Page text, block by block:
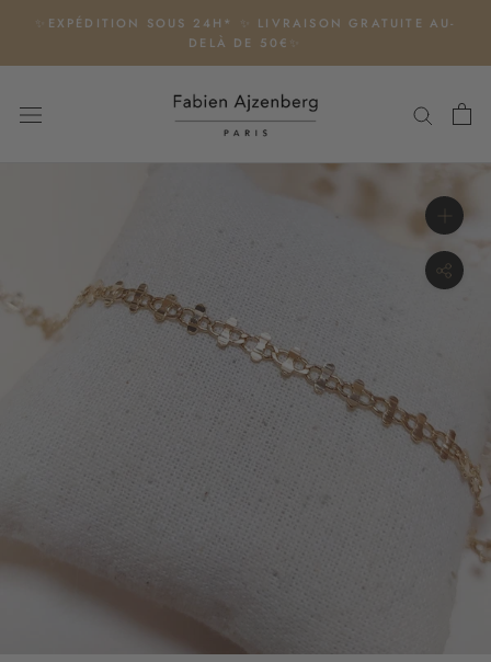
contenu
✨EXPÉDITION SOUS 24H* ✨ LIVRAISON GRATUITE AU-
DELÀ DE 50€✨